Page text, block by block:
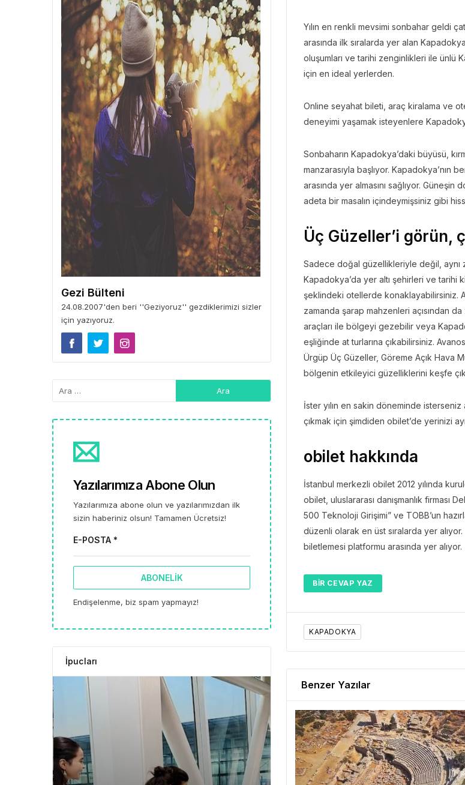
Yılın en renkli mevsimi sonbahar geldi
arasında ilk sıralarda yer alan
oluşumları ve tarihi zenginlikleri ile ünlü
için en ideal yerlerden.
Online seyahat bileti, araç kiralama ve
deneyimi yaşamak isteyenlere
Sonbaharın Kapadokya’daki büyüsü,
manzarasıyla başlıyor. Kapadokya’nın
arasında yer almasını sağlıyor.
adeta bir masalın içindeymişsiniz gibi
Üç Güzeller’i görün,
Sadece doğal güzellikleriyle değil,
Kapadokya’da yer altı şehirleri ve tarihi
şeklindeki otellerde konaklayabilirsiniz.
zamanda şarap mahzenleri açısından
araçları ile bölgeyi gezebilir veya
eşliğinde at turlarına çıkabilirsiniz.
Ürgüp Üç Güzeller, Göreme Açık Hava
bölgenin etkileyici güzelliklerini keşfe
İster yılın en sakin döneminde
çıkmak için şimdiden obilet’de yerinizi
obilet hakkında
İstanbul merkezli obilet 2012 yılında
obilet, uluslararası danışmanlık firması
500 Teknoloji Girişimi” ve TOBB’un
düzenli olarak en üst sıralarda yer
biletlemesi platformu arasında yer alıyor.
BIR CEVAP YAZ
KAPADOKYA
Benzer Yazılar
Gezi Bülteni
24.08.2007'den beri ''Geziyoruz'' gezdiklerimizi sizler
için yazıyoruz.
Yazılarımıza Abone Olun
Yazılarımıza abone olun ve yazılarımızdan ilk
sizin haberiniz olsun! Tamamen Ücretsiz!
E-POSTA *
ABONELIK
Endişelenme, biz spam yapmayız!
İpucları